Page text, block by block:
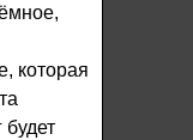
которая